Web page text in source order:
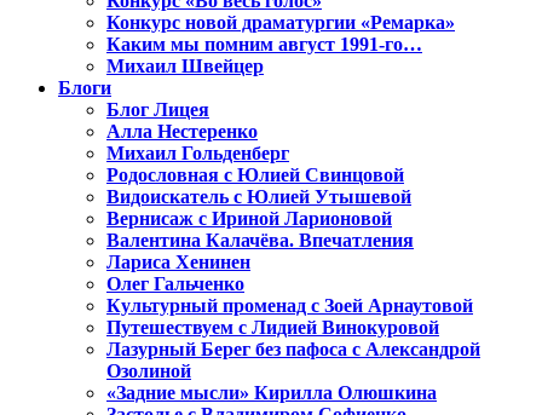
Конкурс новой драматургии «Ремарка»
Каким мы помним август 1991-го…
Михаил Швейцер
Блоги
Блог Лицея
Алла Нестеренко
Михаил Гольденберг
Родословная с Юлией Свинцовой
Видоискатель с Юлией Утышевой
Вернисаж с Ириной Ларионовой
Валентина Калачёва. Впечатления
Лариса Хенинен
Олег Гальченко
Культурный променад с Зоей Арнаутовой
Путешествуем с Лидией Винокуровой
Лазурный Берег без пафоса с Александрой
Озолиной
«Задние мысли» Кирилла Олюшкина